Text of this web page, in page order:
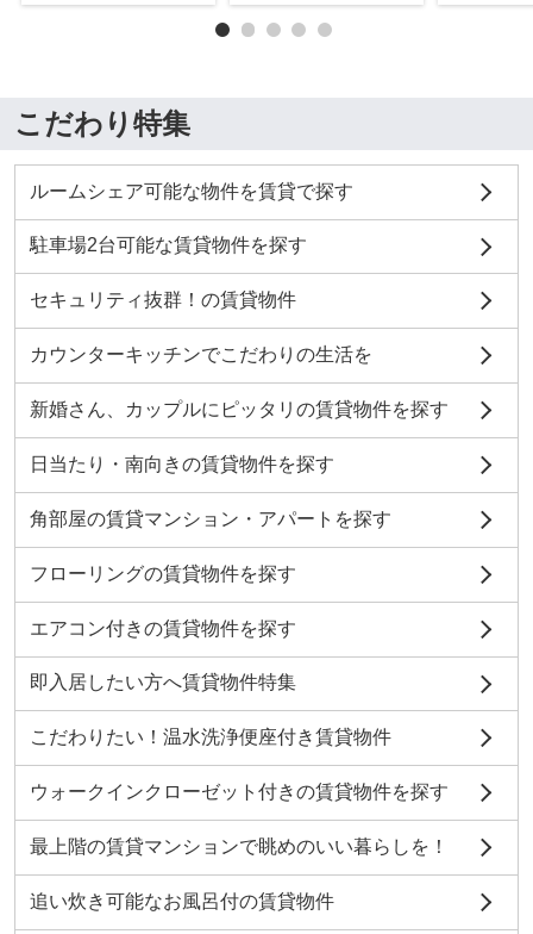
こだわり特集
ルームシェア可能な物件を賃貸で探す
駐車場2台可能な賃貸物件を探す
セキュリティ抜群！の賃貸物件
カウンターキッチンでこだわりの生活を
新婚さん、カップルにピッタリの賃貸物件を探す
日当たり・南向きの賃貸物件を探す
角部屋の賃貸マンション・アパートを探す
フローリングの賃貸物件を探す
エアコン付きの賃貸物件を探す
即入居したい方へ賃貸物件特集
こだわりたい！温水洗浄便座付き賃貸物件
ウォークインクローゼット付きの賃貸物件を探す
最上階の賃貸マンションで眺めのいい暮らしを！
追い炊き可能なお風呂付の賃貸物件